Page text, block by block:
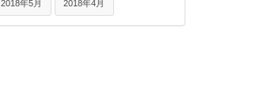
2018年5月 2018年4月